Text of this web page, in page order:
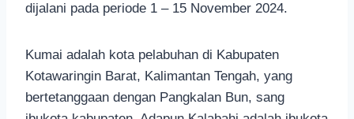
dijalani pada periode 1 – 15 November 2024.
Kumai adalah kota pelabuhan di Kabupaten
Kotawaringin Barat, Kalimantan Tengah, yang
bertetanggaan dengan Pangkalan Bun, sang